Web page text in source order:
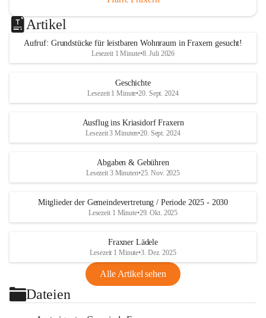
Artikel
Aufruf: Grundstücke für leistbaren Wohnraum in Fraxern gesucht!
Lesezeit 1 Minute•8. Juli 2026
Geschichte
Lesezeit 1 Minute•20. Sept. 2024
Ausflug ins Kriasidorf Fraxern
Lesezeit 3 Minuten•20. Sept. 2024
Abgaben & Gebühren
Lesezeit 3 Minuten•25. Nov. 2025
Mitglieder der Gemeindevertretung / Periode 2025 - 2030
Lesezeit 1 Minute•29. Okt. 2025
Fraxner Lädele
Lesezeit 1 Minute•3. Dez. 2025
Alle Artikel sehen
Dateien